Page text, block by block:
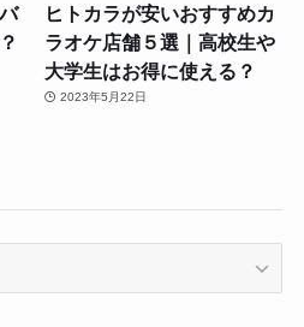
ヒトカラが安いおすすめカ
ラオケ店舗５選｜高校生や
大学生はお得に使える？
2023年5月22日